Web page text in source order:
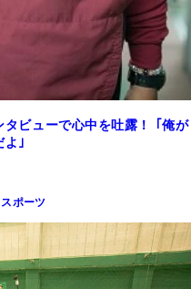
ビューで心中を吐露！ ｢俺が
よ｣
スポーツ